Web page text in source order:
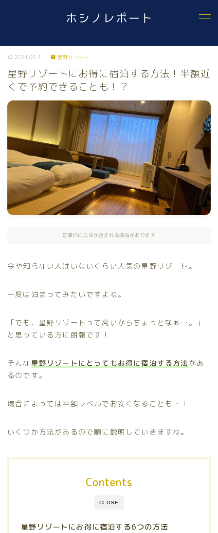
お問い合わせ
プライバシーポリシー
ホシノレポート
利用規約／特定商取引法に基づく表記
有料記事の決済完了ページ
記事一覧
運営者情報
2024.06.11 星野リゾート
星野リゾートにお得に宿泊する方法！半額近
くで予約できることも！？
記事内に広告が含まれる場合があります
今や知らない人はいないくらい人気の星野リゾート。
一度は泊まってみたいですよね。
「でも、星野リゾートって高いからちょっとなぁ…。」
と思っている方に朗報です！
そんな 星野リゾートにとってもお得に宿泊する方法があ
るのです。
場合によっては半額レベルでお安くなることも…！
いくつか方法があるので順に説明していきますね。
CLOSE
Contents
星野リゾートにお得に宿泊する6つの方法